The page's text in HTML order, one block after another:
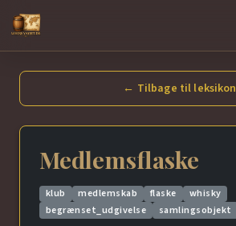
← Tilbage til leksikon
Medlemsflaske
klub medlemskab flaske
whisky
begrænset_udgivelse
samlingsobjekt